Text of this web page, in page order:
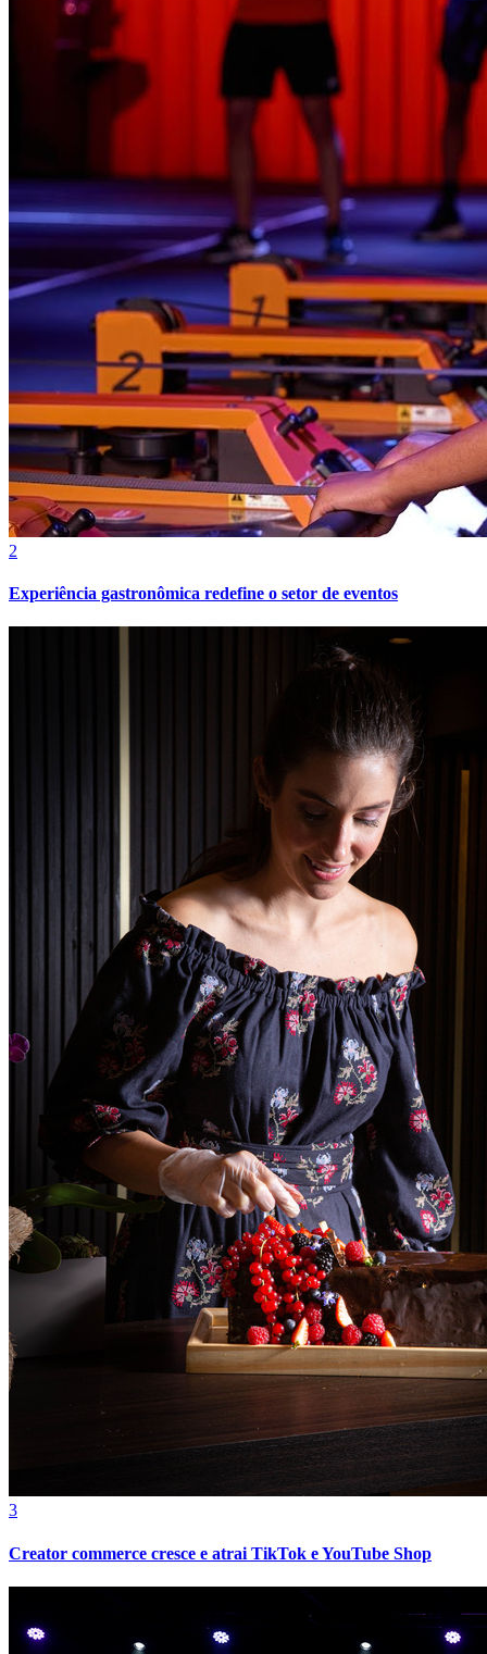
Cruzeiro
Fortaleza
2
Experiência gastronômica redefine o setor de eventos
3
Creator commerce cresce e atrai TikTok e YouTube Shop